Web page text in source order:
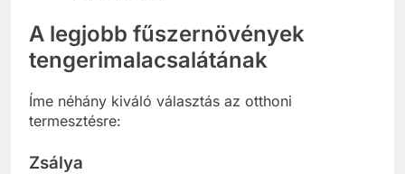
A legjobb fűszernövények
tengerimalacsalátának
Íme néhány kiváló választás az otthoni
termesztésre:
Zsálya